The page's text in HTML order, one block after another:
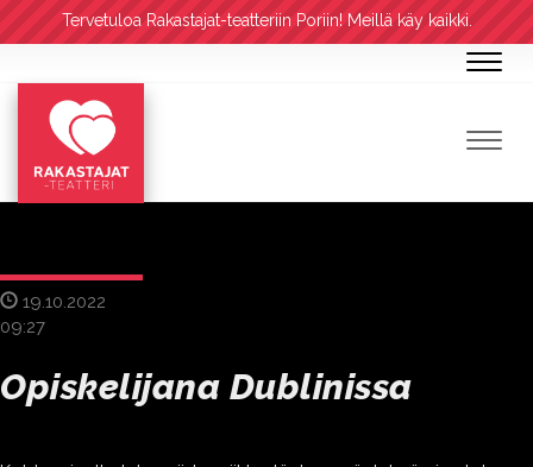
Tervetuloa Rakastajat-teatteriin Poriin! Meillä käy kaikki.
19.10.2022
09:27
Opiskelijana Dublinissa